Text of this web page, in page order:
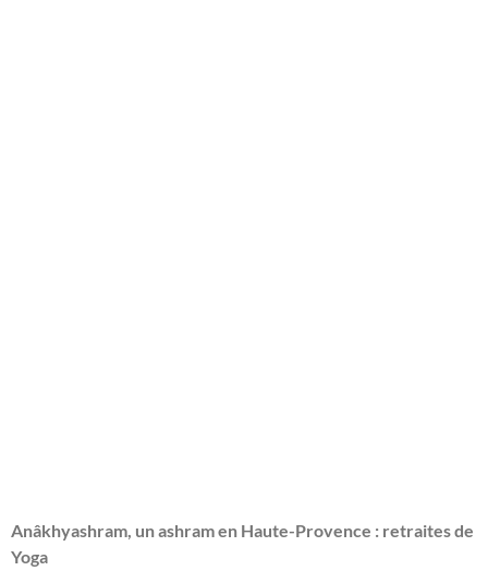
Anâkhyashram, un ashram en Haute-Provence : retraites de
Yoga